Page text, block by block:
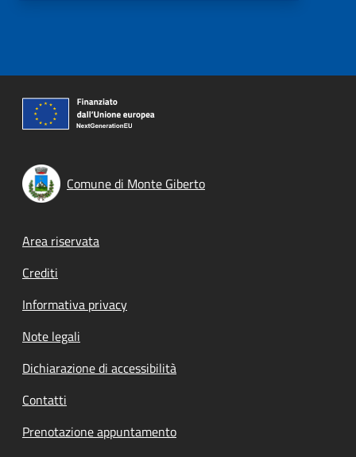
Comune di Monte Giberto
Footer menu
Area riservata
Crediti
Informativa privacy
Note legali
Dichiarazione di accessibilità
Contatti
Prenotazione appuntamento